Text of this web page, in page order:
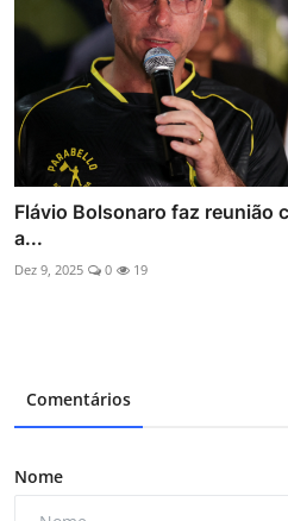
Flávio Bolsonaro faz reunião
a...
Dez 9, 2025 0 19
Comentários
Nome